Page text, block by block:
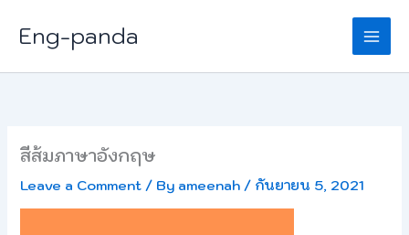
content
Eng-panda
สีส้มภาษาอังกฤษ
Leave a Comment / By ameenah/ กันยายน 5, 2021